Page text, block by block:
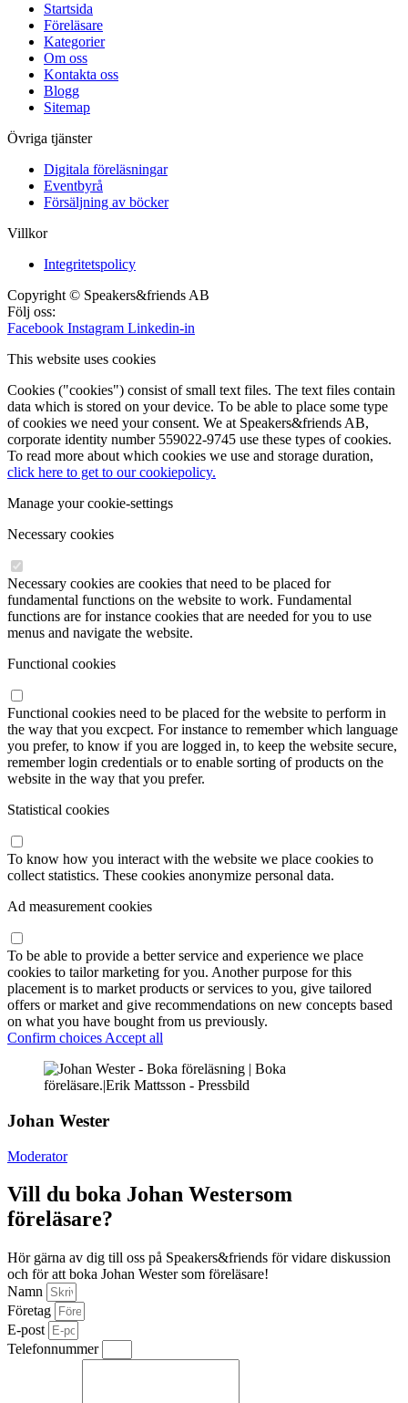
Startsida
Föreläsare
Kategorier
Om oss
Kontakta oss
Blogg
Sitemap
Övriga tjänster
Digitala föreläsningar
Eventbyrå
Försäljning av böcker
Villkor
Integritetspolicy
Copyright © Speakers&friends AB
Följ oss:
Facebook Instagram Linkedin-in
This website uses cookies
Cookies ("cookies") consist of small text files. The text files contain
data which is stored on your device. To be able to place some type
of cookies we need your consent. We at Speakers&friends AB,
corporate identity number 559022-9745 use these types of cookies.
To read more about which cookies we use and storage duration,
click here to get to our cookiepolicy.
Manage your cookie-settings
Necessary cookies
Necessary cookies are cookies that need to be placed for
fundamental functions on the website to work. Fundamental
functions are for instance cookies that are needed for you to use
menus and navigate the website.
Functional cookies
Functional cookies need to be placed for the website to perform in
the way that you excpect. For instance to remember which language
you prefer, to know if you are logged in, to keep the website secure,
remember login credentials or to enable sorting of products on the
website in the way that you prefer.
Statistical cookies
To know how you interact with the website we place cookies to
collect statistics. These cookies anonymize personal data.
Ad measurement cookies
To be able to provide a better service and experience we place
cookies to tailor marketing for you. Another purpose for this
placement is to market products or services to you, give tailored
offers or market and give recommendations on new concepts based
on what you have bought from us previously.
Confirm choices Accept all
Johan Wester
Moderator
Vill du boka Johan Westersom
föreläsare?
Hör gärna av dig till oss på Speakers&friends för vidare diskussion
och för att boka Johan Wester som föreläsare!
Namn
Företag
E-post
Telefonnummer